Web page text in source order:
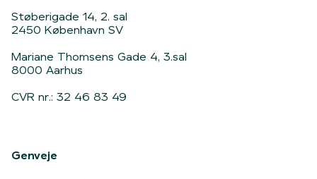
Støberigade 14, 2. sal
2450 København SV
Mariane Thomsens Gade 4, 3.sal
8000 Aarhus
CVR nr.: 32 46 83 49
Genveje